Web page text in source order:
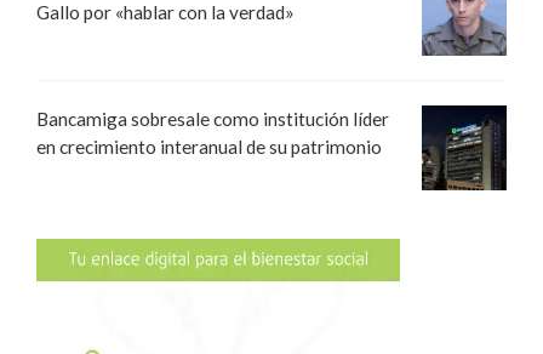
Gallo por «hablar con la verdad»
Bancamiga sobresale como institución líder
en crecimiento interanual de su patrimonio